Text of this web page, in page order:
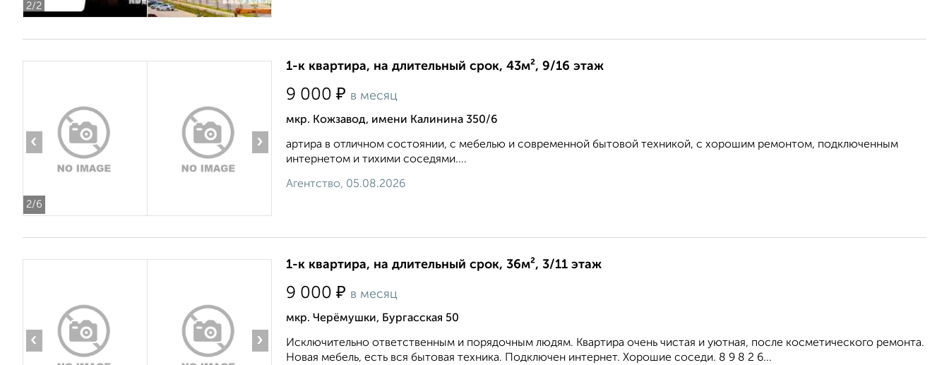
2/2
2/6
‹ ›
1-к квартира, на длительный срок, 43м², 9/16 этаж
9 000 ₽ в месяц
мкр. Кожзавод, имени Калинина 350/6
артира в отличном состоянии, с мебелью и современной бытовой техникой, с хорошим ремонтом, подключенным
интернетом и тихими соседями....
Агентство, 05.08.2026
‹ ›
1-к квартира, на длительный срок, 36м², 3/11 этаж
9 000 ₽ в месяц
мкр. Черёмушки, Бургасская 50
Исключительно ответственным и порядочным людям. Квартира очень чистая и уютная, после косметического ремонта.
Новая мебель, есть вся бытовая техника. Подключен интернет. Хорошие соседи. 8 9 8 2 6...